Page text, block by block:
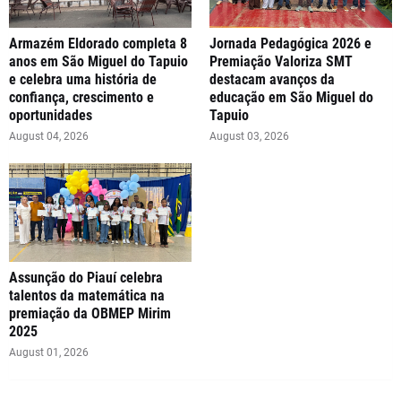
Armazém Eldorado completa 8
anos em São Miguel do Tapuio
e celebra uma história de
confiança, crescimento e
oportunidades
August 04, 2026
Jornada Pedagógica 2026 e
Premiação Valoriza SMT
destacam avanços da
educação em São Miguel do
Tapuio
August 03, 2026
Assunção do Piauí celebra
talentos da matemática na
premiação da OBMEP Mirim
2025
August 01, 2026